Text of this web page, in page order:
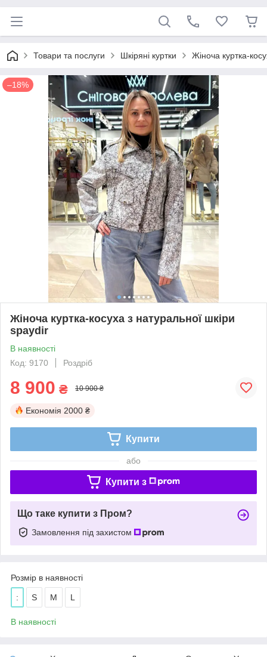
Товари та послуги Шкіряні куртки Жіноча куртка-
–18%
Жіноча куртка-косуха з натуральної шкіри
spaydir
В наявності
Код: 9170
Роздріб
8 900 ₴ 10 900 ₴
Економія 2000 ₴
Купити
або
Купити з
Що таке купити з Пром?
Замовлення під захистом
Розмір в наявності
: S M L
В наявності